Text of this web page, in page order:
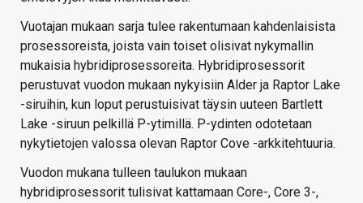
Vuotajan mukaan sarja tulee rakentumaan kahdenlaisista
prosessoreista, joista vain toiset olisivat nykymallin
mukaisia hybridiprosessoreita. Hybridiprosessorit
perustuvat vuodon mukaan nykyisiin Alder ja Raptor Lake
-siruihin, kun loput perustuisivat täysin uuteen Bartlett
Lake -siruun pelkillä P-ytimillä. P-ydinten odotetaan
nykytietojen valossa olevan Raptor Cove -arkkitehtuuria.
Vuodon mukana tulleen taulukon mukaan
hybridiprosessorit tulisivat kattamaan Core-, Core 3-,